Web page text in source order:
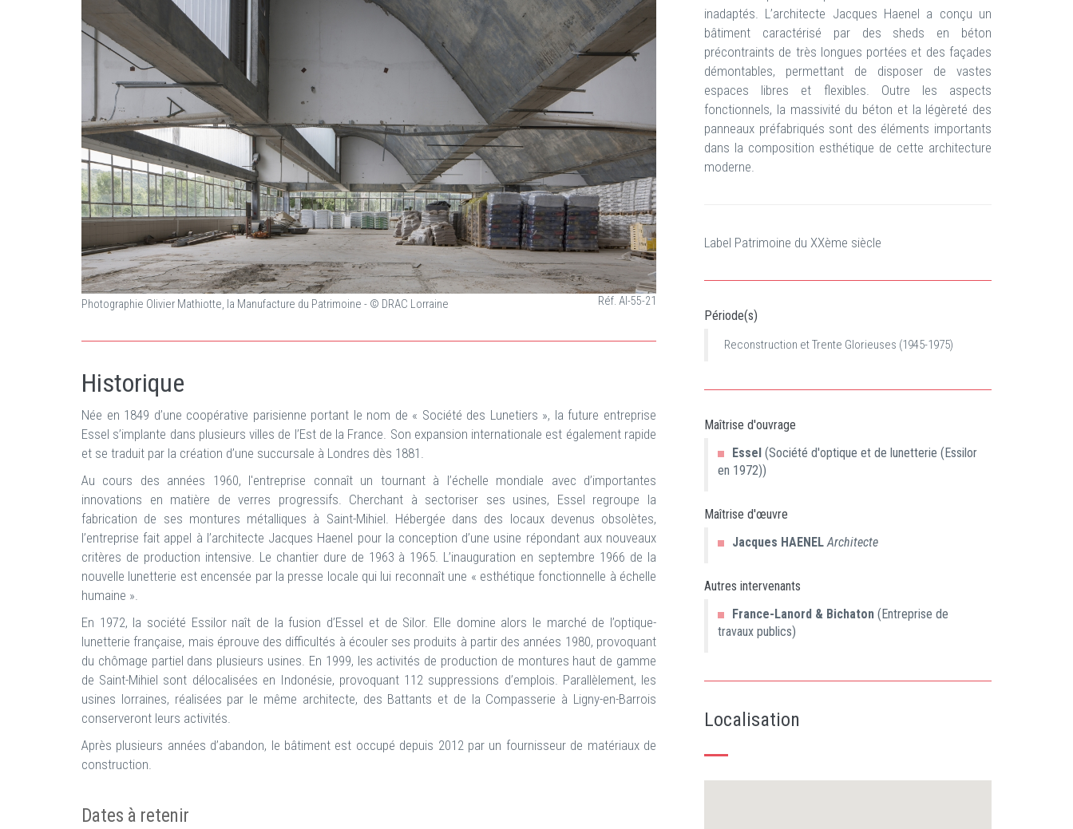
Photographie Olivier Mathiotte, la Manufacture du Patrimoine - © DRAC Lorraine Réf. AI-55-21
Historique
Née en 1849 d’une coopérative parisienne portant le nom de « Société des Lunetiers », la future entreprise
Essel s’implante dans plusieurs villes de l’Est de la France. Son expansion internationale est également rapide
et se traduit par la création d’une succursale à Londres dès 1881.
Au cours des années 1960, l'entreprise connaît un tournant à l’échelle mondiale avec d’importantes
innovations en matière de verres progressifs. Cherchant à sectoriser ses usines, Essel regroupe la
fabrication de ses montures métalliques à Saint-Mihiel. Hébergée dans des locaux devenus obsolètes,
l’entreprise fait appel à l’architecte Jacques Haenel pour la conception d’une usine répondant aux nouveaux
critères de production intensive. Le chantier dure de 1963 à 1965. L’inauguration en septembre 1966 de la
nouvelle lunetterie est encensée par la presse locale qui lui reconnaît une « esthétique fonctionnelle à échelle
humaine ».
En 1972, la société Essilor naît de la fusion d’Essel et de Silor. Elle domine alors le marché de l’optique-
lunetterie française, mais éprouve des difficultés à écouler ses produits à partir des années 1980, provoquant
du chômage partiel dans plusieurs usines. En 1999, les activités de production de montures haut de gamme
de Saint-Mihiel sont délocalisées en Indonésie, provoquant 112 suppressions d’emplois. Parallèlement, les
usines lorraines, réalisées par le même architecte, des Battants et de la Compasserie à Ligny-en-Barrois
conserveront leurs activités.
Après plusieurs années d’abandon, le bâtiment est occupé depuis 2012 par un fournisseur de matériaux de
construction.
Dates à retenir
inadaptés. L’architecte Jacques Haenel a conçu un
bâtiment caractérisé par des sheds en béton
précontraints de très longues portées et des façades
démontables, permettant de disposer de vastes
espaces libres et flexibles. Outre les aspects
fonctionnels, la massivité du béton et la légèreté des
panneaux préfabriqués sont des éléments importants
dans la composition esthétique de cette architecture
moderne.
Label Patrimoine du XXème siècle
Période(s)
Reconstruction et Trente Glorieuses (1945-1975)
Maîtrise d'ouvrage
Essel (Société d'optique et de lunetterie (Essilor
en 1972))
Maîtrise d'œuvre
Jacques HAENEL Architecte
Autres intervenants
France-Lanord & Bichaton (Entreprise de
travaux publics)
Localisation